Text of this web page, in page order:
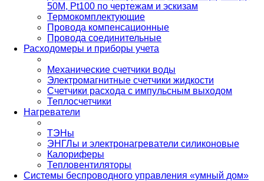
50М, Pt100 по чертежам и эскизам
Термокомплектующие
Провода компенсационные
Провода соединительные
Расходомеры и приборы учета
Механические счетчики воды
Электромагнитные счетчики жидкости
Счетчики расхода с импульсным выходом
Теплосчетчики
Нагреватели
ТЭНы
ЭНГЛы и электронагреватели силиконовые
Калориферы
Тепловентиляторы
Системы беспроводного управления «умный дом»